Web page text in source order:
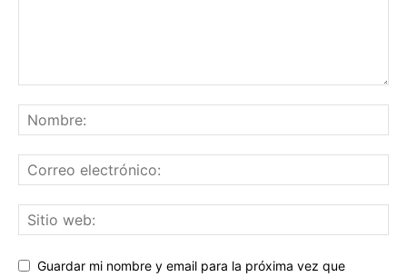
Guardar mi nombre y email para la próxima vez que